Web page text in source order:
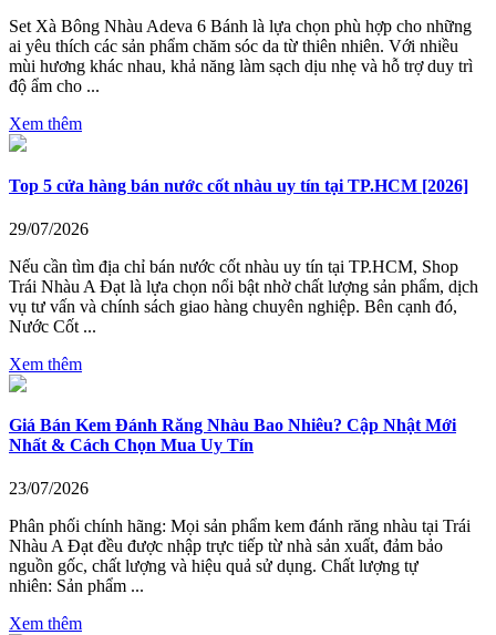
Set Xà Bông Nhàu Adeva 6 Bánh là lựa chọn phù hợp cho những
ai yêu thích các sản phẩm chăm sóc da từ thiên nhiên. Với nhiều
mùi hương khác nhau, khả năng làm sạch dịu nhẹ và hỗ trợ duy trì
độ ẩm cho ...
Xem thêm
Top 5 cửa hàng bán nước cốt nhàu uy tín tại TP.HCM [2026]
29/07/2026
Nếu cần tìm địa chỉ bán nước cốt nhàu uy tín tại TP.HCM, Shop
Trái Nhàu A Đạt là lựa chọn nổi bật nhờ chất lượng sản phẩm, dịch
vụ tư vấn và chính sách giao hàng chuyên nghiệp. Bên cạnh đó,
Nước Cốt ...
Xem thêm
Giá Bán Kem Đánh Răng Nhàu Bao Nhiêu? Cập Nhật Mới
Nhất & Cách Chọn Mua Uy Tín
23/07/2026
Phân phối chính hãng: Mọi sản phẩm kem đánh răng nhàu tại Trái
Nhàu A Đạt đều được nhập trực tiếp từ nhà sản xuất, đảm bảo
nguồn gốc, chất lượng và hiệu quả sử dụng. Chất lượng tự
nhiên: Sản phẩm ...
Xem thêm